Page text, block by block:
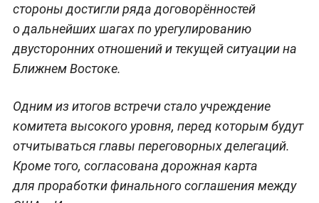
стороны достигли ряда договорённостей
о дальнейших шагах по урегулированию
двусторонних отношений и текущей ситуации на
Ближнем Востоке.
Одним из итогов встречи стало учреждение
комитета высокого уровня, перед которым будут
отчитываться главы переговорных делегаций.
Кроме того, согласована дорожная карта
для проработки финального соглашения между